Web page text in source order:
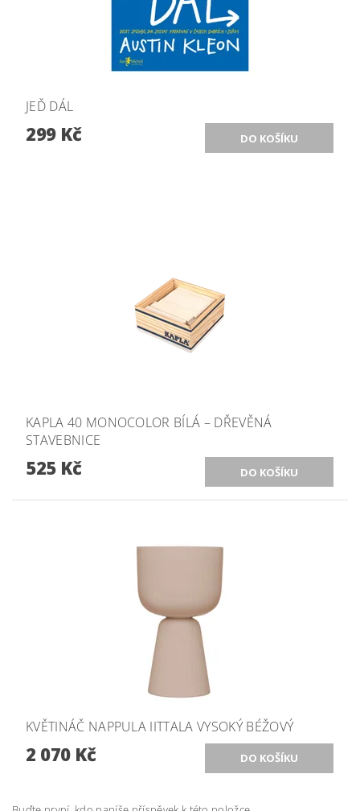
JEĎ DÁL
299 Kč
KAPLA 40 MONOCOLOR BÍLÁ – DŘEVĚNÁ
STAVEBNICE
525 Kč
KVĚTINÁČ NAPPULA IITTALA VYSOKÝ BÉŽOVÝ
2 070 Kč